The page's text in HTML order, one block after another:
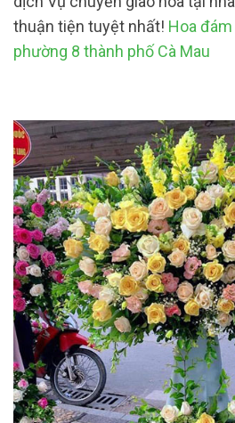
thuận tiện tuyệt nhất! Hoa
phường 8 thành phố Cà Mau